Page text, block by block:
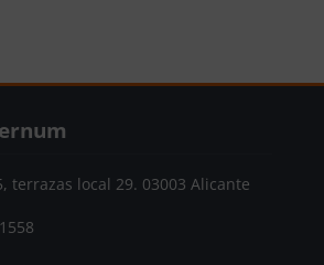
terrazas local 29. 03003 Alicante